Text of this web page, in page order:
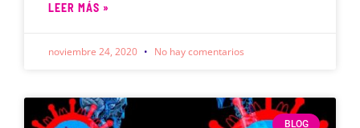
LEER MÁS »
noviembre 24, 2020 No hay comentarios
BLOG